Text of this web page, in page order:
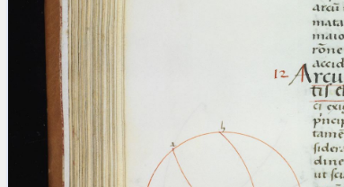
Texts
beta Glossary